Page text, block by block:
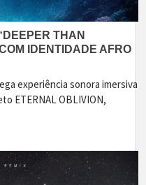
THAN
IDENTIDADE AFRO
experiência sonora imersiva
ETERNAL OBLIVION,